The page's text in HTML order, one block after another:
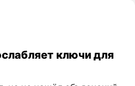
ключи для